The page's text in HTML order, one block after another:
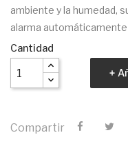
ambiente y la humedad,
alarma
Cantidad
Compartir